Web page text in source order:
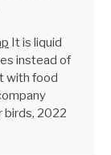
It is liquid
instead of
with food
birds, 2022